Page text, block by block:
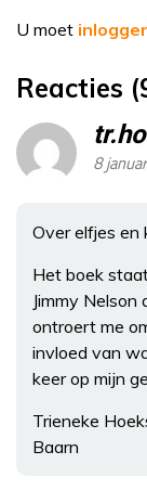
U moet
Reacties
8
Over elfjes en
Het boek
Jimmy
ontroert me
invloed van
keer op mijn
Trieneke
Baarn